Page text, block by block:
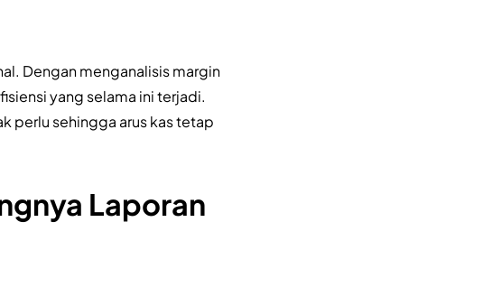
Dengan menganalisis margin
yang selama ini terjadi.
perlu sehingga arus kas tetap
Laporan